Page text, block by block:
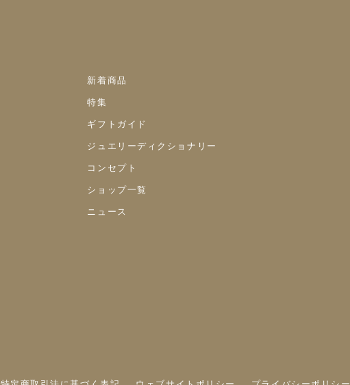
新着商品
特集
ギフトガイド
ジュエリーディクショナリー
コンセプト
ショップ一覧
ニュース